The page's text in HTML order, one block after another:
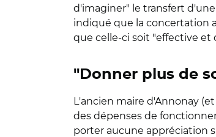
d'imaginer" le transfert
indiqué que la concertation
que celle-ci soit "effective et
"Donner plus de
L'ancien maire d'Annonay
des dépenses de
porter aucune appréciation